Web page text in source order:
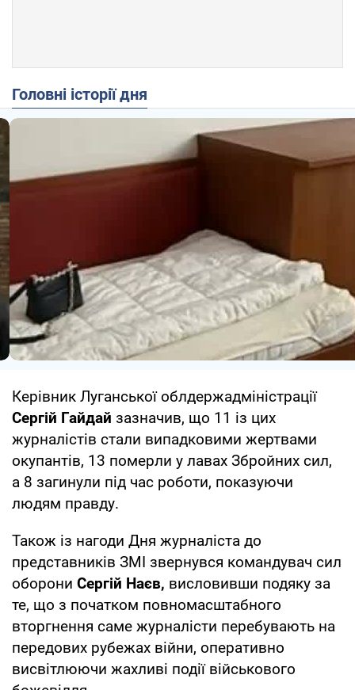
Головні історії дня
Керівник Луганської облдержадміністрації
Сергій Гайдай зазначив, що 11 із цих
журналістів стали випадковими жертвами
окупантів, 13 померли у лавах Збройних сил,
а 8 загинули під час роботи, показуючи
людям правду.
Також із нагоди Дня журналіста до
представників ЗМІ звернувся командувач сил
оборони Сергій Наєв, висловивши подяку за
те, що з початком повномасштабного
вторгнення саме журналісти перебувають на
передових рубежах війни, оперативно
висвітлюючи жахливі події військового